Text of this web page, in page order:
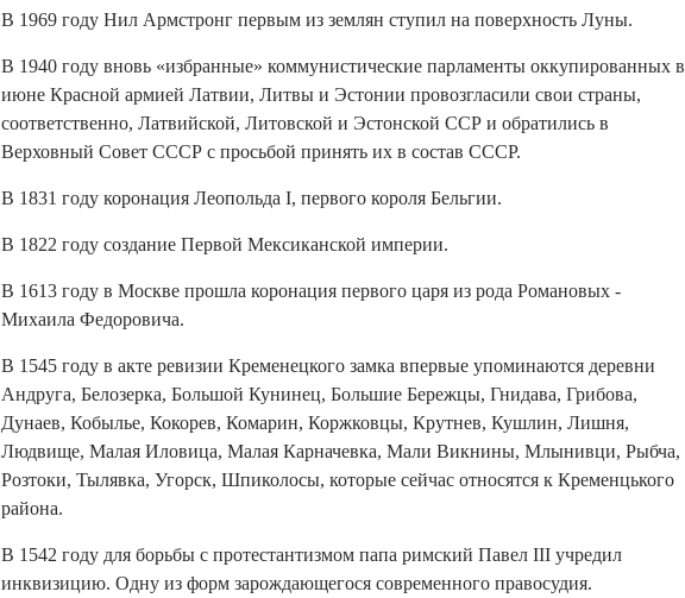
В 1969 году Нил Армстронг первым из землян ступил на поверхность Луны.
В 1940 году вновь «избранные» коммунистические парламенты оккупированных в
июне Красной армией Латвии, Литвы и Эстонии провозгласили свои страны,
соответственно, Латвийской, Литовской и Эстонской ССР и обратились в
Верховный Совет СССР с просьбой принять их в состав СССР.
В 1831 году коронация Леопольда I, первого короля Бельгии.
В 1822 году создание Первой Мексиканской империи.
В 1613 году в Москве прошла коронация первого царя из рода Романовых -
Михаила Федоровича.
В 1545 году в акте ревизии Кременецкого замка впервые упоминаются деревни
Андруга, Белозерка, Большой Кунинец, Большие Бережцы, Гнидава, Грибова,
Дунаев, Кобылье, Кокорев, Комарин, Коржковцы, Крутнев, Кушлин, Лишня,
Людвище, Малая Иловица, Малая Карначевка, Мали Викнины, Млынивци, Рыбча,
Розтоки, Тылявка, Угорск, Шпиколосы, которые сейчас относятся к Кременцького
района.
В 1542 году для борьбы с протестантизмом папа римский Павел III учредил
инквизицию. Одну из форм зарождающегося современного правосудия.